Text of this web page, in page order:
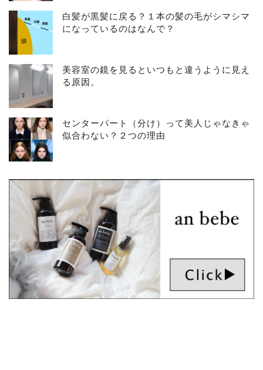
白髪が黒髪に戻る？１本の髪の毛がシマシマ
になっているのはなんで？
美容室の鏡を見るといつもと違うように見え
る原因。
センターパート（分け）って美人じゃなきゃ
似合わない？２つの理由